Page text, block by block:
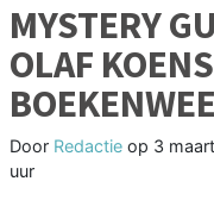
MYSTERY
OLAF
Door Redactie op 3
uur